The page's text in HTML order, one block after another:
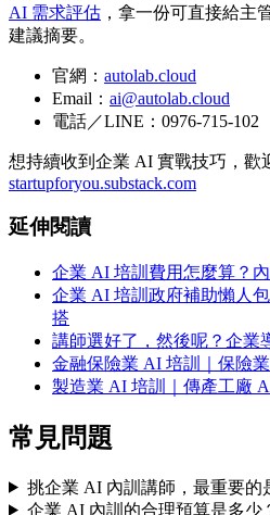
AI 需求評估 ，拿一份可直接給主
建議摘要。
官網： autolab.cloud
Email： ai@autolab.cloud
電話／LINE：0976-715-102
想持續收到企業 AI 實戰技巧，歡
startupforyou.substack.com
延伸閱讀
企業 AI 培訓費用怎麼算？
企業 AI 培訓政府補助懶人
搭
講師選好了，然後呢？企業
金融保險業 AI 培訓｜保險
製造業 AI 培訓｜傳產工廠
常見問題
挑企業 AI 內訓講師，最重要的
企業 AI 內訓的合理預算是多少